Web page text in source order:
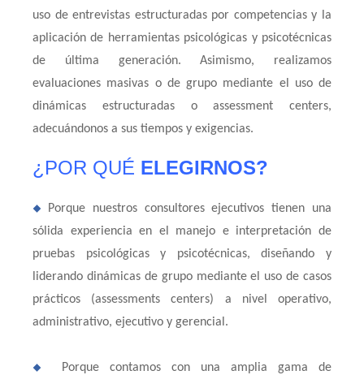
uso de entrevistas estructuradas por competencias y la
aplicación de herramientas psicológicas y psicotécnicas
de última generación. Asimismo, realizamos
evaluaciones masivas o de grupo mediante el uso de
dinámicas estructuradas o assessment centers,
adecuándonos a sus tiempos y exigencias.
¿POR QUÉ ELEGIRNOS?
Porque nuestros consultores ejecutivos tienen una
sólida experiencia en el manejo e interpretación de
pruebas psicológicas y psicotécnicas, diseñando y
liderando dinámicas de grupo mediante el uso de casos
prácticos (assessments centers) a nivel operativo,
administrativo, ejecutivo y gerencial.
Porque contamos con una amplia gama de